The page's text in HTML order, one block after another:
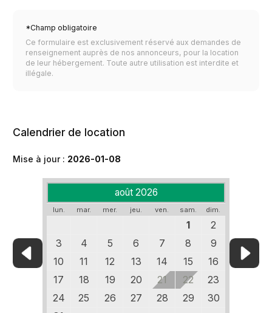
*Champ obligatoire
Ce formulaire est exclusivement réservé aux demandes de
renseignement auprès de nos annonceurs, pour la location
de leur hébergement. Toute autre utilisation est interdite et
illégale.
Calendrier de location
Mise à jour : 2026-01-08
août 2026
lun. mar. mer. jeu. ven. sam. dim.
1
2
3
4 5 6 7 8
9
10
11 12 13 14 15
16
17
18 19 20 21 22
23
24
25 26 27 28 29
30